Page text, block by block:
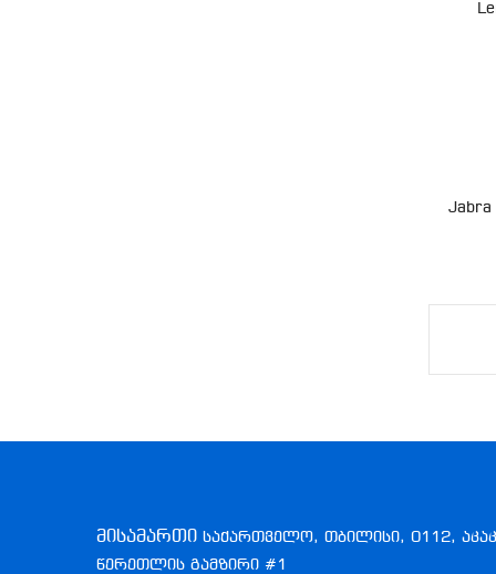
Jabra
მისამართი საქართველო, თბილისი, 0112,
წერეთლის გამზირი #1